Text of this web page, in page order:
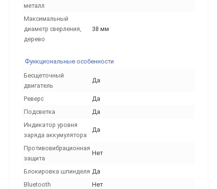
металл
Максимальный
диаметр сверления,
дерево
38 мм
Функциональные особенности
Бесщеточный
двигатель
Да
Реверс
Да
Подсветка
Да
Индикатор уровня
заряда аккумулятора
Да
Противовибрационная
защита
Нет
Блокировка шпинделя Да
Bluetooth
Нет